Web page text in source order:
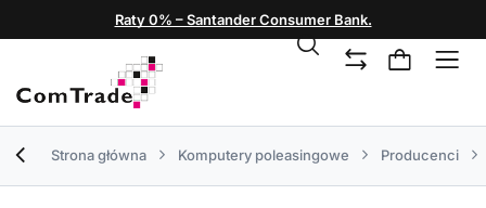
Raty 0% – Santander Consumer Bank.
Strona główna Komputery poleasingowe Producenci